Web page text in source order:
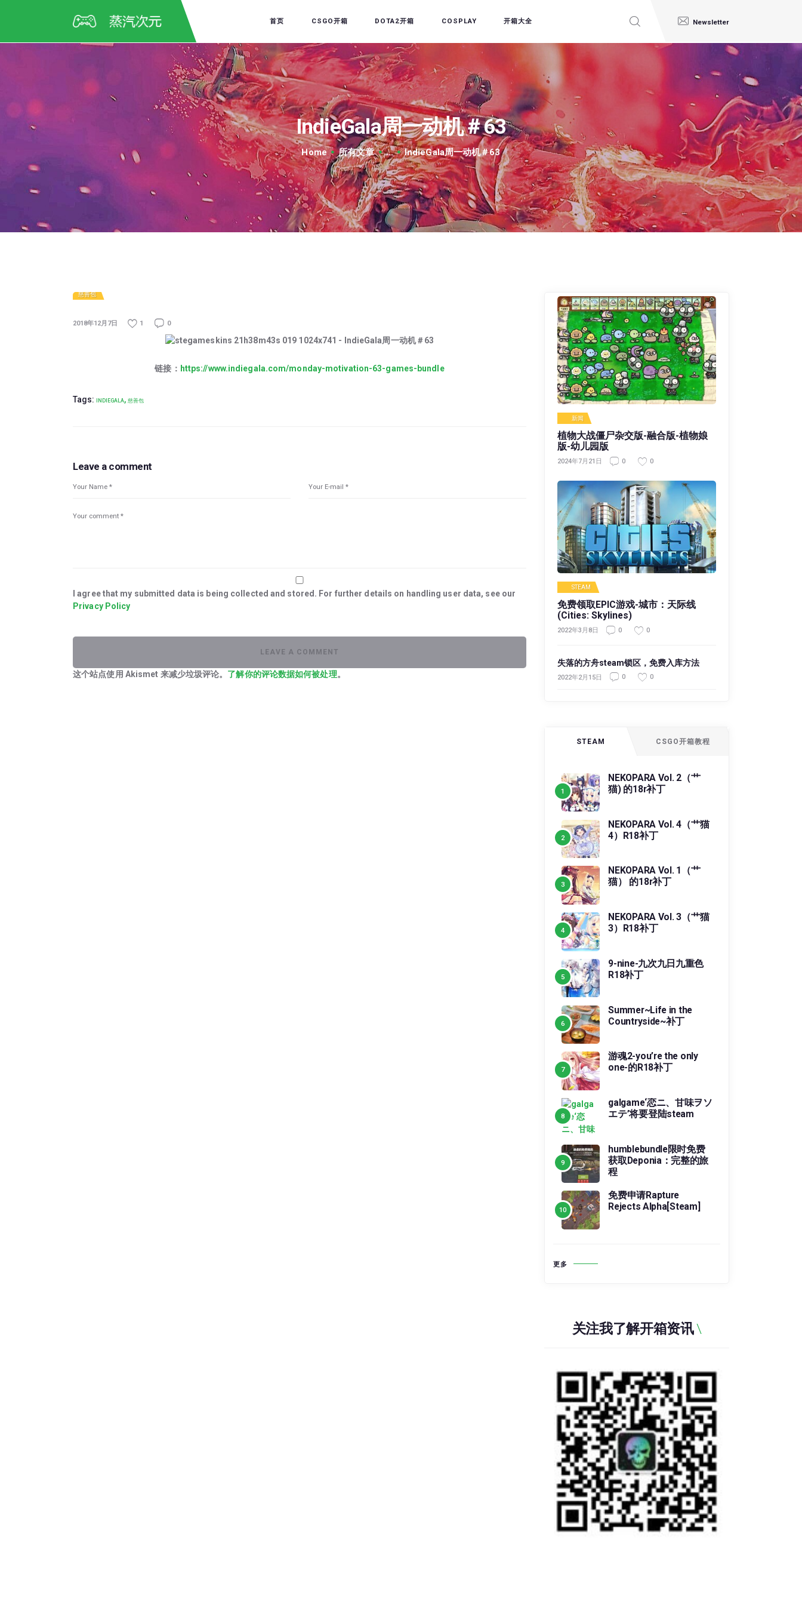
首页 CSGO开箱 DOTA2开箱 COSPLAY 开箱大全 Newsletter
IndieGala周一动机＃63
Home 所有文章 ... IndieGala周一动机＃63
CSGO开箱
DOTA2开箱
开箱教程
CSGO/DOTA2/绝地求生
第三方开箱
COSPLAY
CSGO音乐盒
CSGO手套
慈善包
2018年12月7日 1 0
链接： https://www.indiegala.com/monday-motivation-63-games-bundle
Tags: INDIEGALA, 慈善包
Leave a comment
I agree that my submitted data is being collected and stored. For further details on handling user data, see our
Privacy Policy
这个站点使用 Akismet 来减少垃圾评论。 了解你的评论数据如何被处理。
新闻
植物大战僵尸杂交版-融合版-植物娘
版-幼儿园版
2024年7月21日 0 0
STEAM
免费领取EPIC游戏-城市：天际线
(Cities: Skylines)
2022年3月8日 0 0
失落的方舟steam锁区，免费入库方法
2022年2月15日 0 0
STEAM CSGO开箱教程
NEKOPARA Vol. 2（艹
猫) 的18r补丁
NEKOPARA Vol. 4（艹猫
4）R18补丁
NEKOPARA Vol. 1（艹
猫） 的18r补丁
NEKOPARA Vol. 3（艹猫
3）R18补丁
9-nine-九次九日九重色
R18补丁
Summer~Life in the
Countryside~补丁
游魂2-you’re the only
one-的R18补丁
galgame‘恋ニ、甘味ヲソ
エテ’将要登陆steam
humblebundle限时免费
获取Deponia：完整的旅
程
免费申请Rapture
Rejects Alpha[Steam]
更多
关注我了解开箱资讯